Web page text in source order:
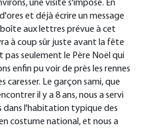
une visite s'impose. En
et déjà écrire un message
aux lettres prévue à cet
à coup sûr juste avant la fête
seulement le Père Noël qui
enfin pu voir de près les rennes
Le garçon sami, que
il y a 8 ans, nous a servi
dans l'habitation typique des
costume national, et nous a